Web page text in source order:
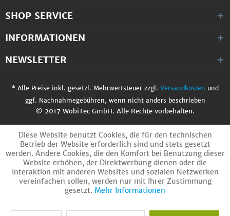
SHOP SERVICE
INFORMATIONEN
NEWSLETTER
* Alle Preise inkl. gesetzl. Mehrwertsteuer zzgl. Versandkosten und
ggf. Nachnahmegebühren, wenn nicht anders beschrieben
© 2017 WobiTec GmbH. Alle Rechte vorbehalten.
Diese Website benutzt Cookies, die für den technischen
Betrieb der Website erforderlich sind und stets gesetzt
werden. Andere Cookies, die den Komfort bei Benutzung dieser
Website erhöhen, der Direktwerbung dienen oder die
Interaktion mit anderen Websites und sozialen Netzwerken
vereinfachen sollen, werden nur mit Ihrer Zustimmung
gesetzt. Mehr Informationen